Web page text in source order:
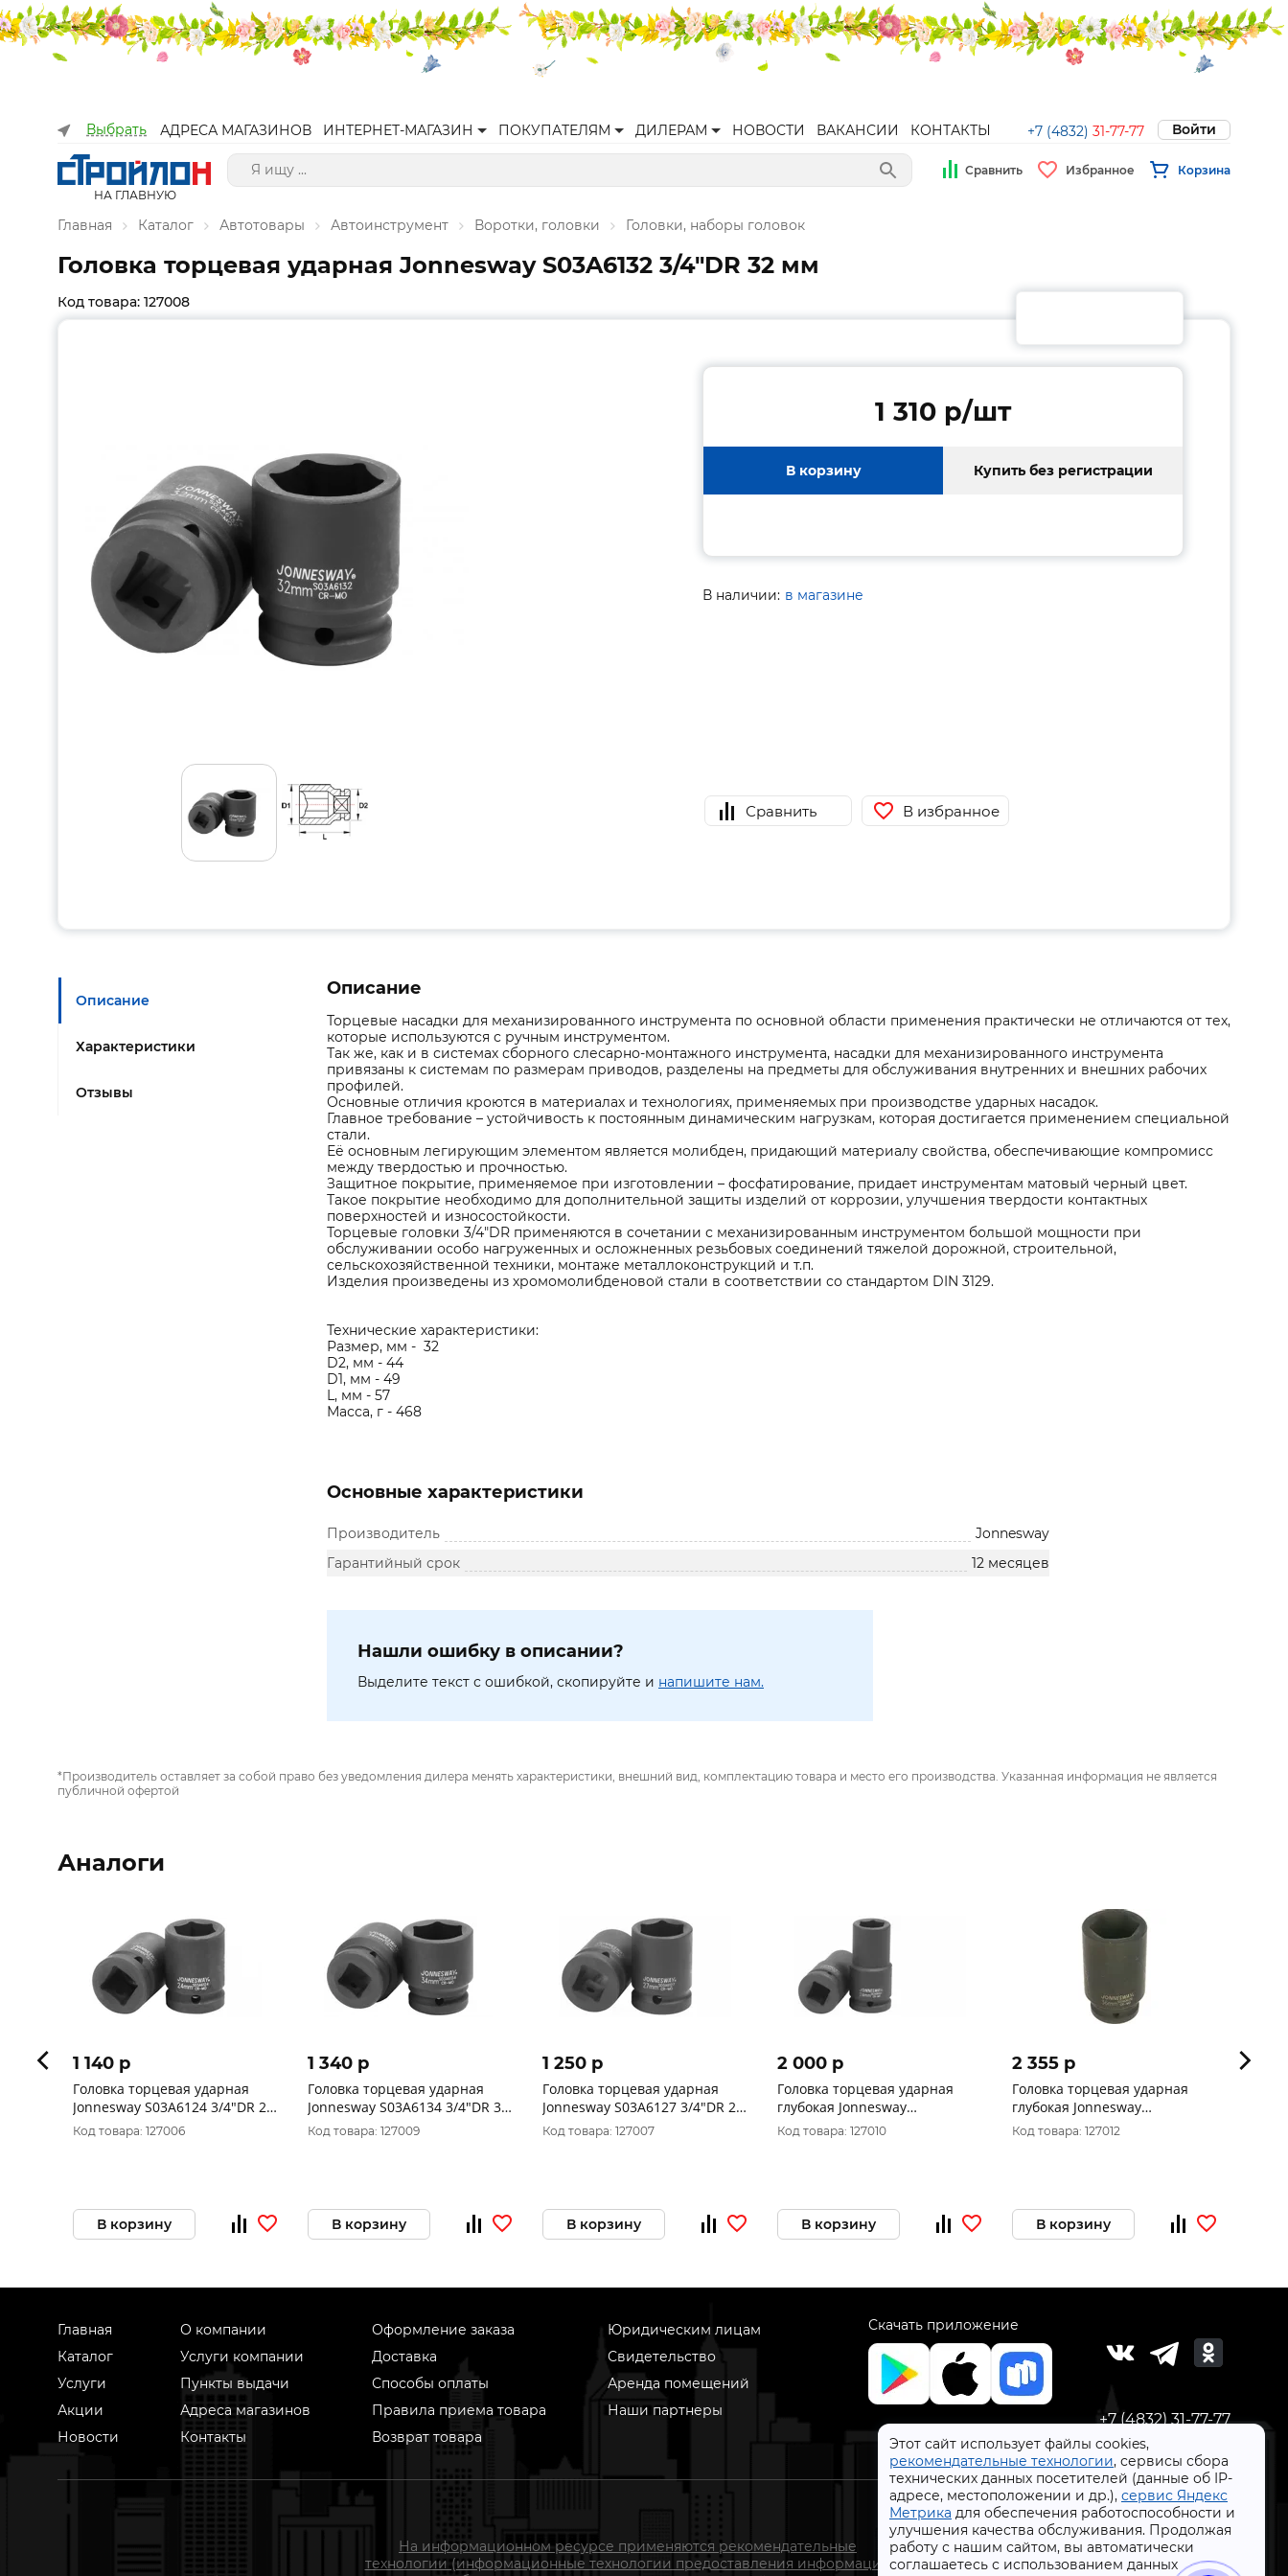
Выбрать АДРЕСА МАГАЗИНОВ ИНТЕРНЕТ-МАГАЗИН ПОКУПАТЕЛЯМ ДИЛЕРАМ НОВОСТИ ВАКАНСИИ КОНТАКТЫ +7 (4832) 31-77-77 Войти
НА ГЛАВНУЮ
Сравнить Избранное Корзина
Главная Каталог Автотовары Автоинструмент Воротки, головки Головки, наборы головок
Этот сайт использует файлы cookies,
рекомендательные технологии, сервисы сбора
технических данных посетителей (данные об IP-
адресе, местоположении и др.), сервис Яндекс
Метрика для обеспечения работоспособности и
улучшения качества обслуживания. Продолжая
работу с нашим сайтом, вы автоматически
соглашаетесь с использованием данных
Головка торцевая ударная Jonnesway S03A6132 3/4"DR 32 мм
Код товара: 127008
1 310 p/шт
В корзину Купить без регистрации
В наличии: в магазине
Сравнить В избранное
Описание
Характеристики
Отзывы
Описание
Торцевые насадки для механизированного инструмента по основной области применения практически не отличаются от тех,
которые используются с ручным инструментом.
Так же, как и в системах сборного слесарно-монтажного инструмента, насадки для механизированного инструмента
привязаны к системам по размерам приводов, разделены на предметы для обслуживания внутренних и внешних рабочих
профилей.
Основные отличия кроются в материалах и технологиях, применяемых при производстве ударных насадок.
Главное требование – устойчивость к постоянным динамическим нагрузкам, которая достигается применением специальной
стали.
Её основным легирующим элементом является молибден, придающий материалу свойства, обеспечивающие компромисс
между твердостью и прочностью.
Защитное покрытие, применяемое при изготовлении – фосфатирование, придает инструментам матовый черный цвет.
Такое покрытие необходимо для дополнительной защиты изделий от коррозии, улучшения твердости контактных
поверхностей и износостойкости.
Торцевые головки 3/4"DR применяются в сочетании с механизированным инструментом большой мощности при
обслуживании особо нагруженных и осложненных резьбовых соединений тяжелой дорожной, строительной,
сельскохозяйственной техники, монтаже металлоконструкций и т.п.
Изделия произведены из хромомолибденовой стали в соответствии со стандартом DIN 3129.
Технические характеристики:
Размер, мм - 32
D2, мм - 44
D1, мм - 49
L, мм - 57
Масса, г - 468
Основные характеристики
Производитель
Jonnesway
Гарантийный срок
12 месяцев
Нашли ошибку в описании?
Выделите текст с ошибкой, скопируйте и напишите нам.
*Производитель оставляет за собой право без уведомления дилера менять характеристики, внешний вид, комплектацию товара и место его производства. Указанная информация не является
публичной офертой
Аналоги
1 140 p
Головка торцевая ударная
Jonnesway S03A6124 3/4"DR 24
мм
Код товара: 127006
В корзину
1 340 p
Головка торцевая ударная
Jonnesway S03A6134 3/4"DR 34
мм
Код товара: 127009
В корзину
1 250 p
Головка торцевая ударная
Jonnesway S03A6127 3/4"DR 27
мм
Код товара: 127007
В корзину
2 000 p
Головка торцевая ударная
глубокая Jonnesway
S03AD6124 3/4"DR 24 мм
Код товара: 127010
В корзину
2 355 p
Головка торцевая ударная
глубокая Jonnesway
S03AD6136 3/4"DR 36 мм
Код товара: 127012
В корзину
2
Главная
Каталог
Услуги
Акции
Новости
О компании
Услуги компании
Пункты выдачи
Адреса магазинов
Контакты
Оформление заказа
Доставка
Способы оплаты
Правила приема товара
Возврат товара
Юридическим лицам
Свидетельство
Аренда помещений
Наши партнеры
Скачать приложение
+7 (4832) 31-77-77
На информационном ресурсе применяются рекомендательные
технологии (информационные технологии предоставления информации
СтройлоН 1998-2026 г.
Публичная оферта